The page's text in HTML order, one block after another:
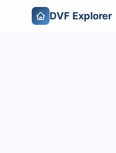
DVF Explorer